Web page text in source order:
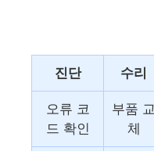
진단 수리
오류 코
드 확인
부품 교
체